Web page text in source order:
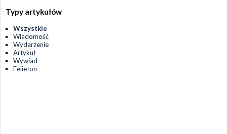
Typy artykułów
Wszystkie
Wiadomość
Wydarzenie
Artykuł
Wywiad
Felieton